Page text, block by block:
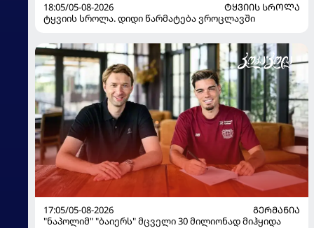
18:05/05-08-2026
ᲢᲧᲕᲘᲘᲡ ᲡᲠᲝᲚᲐ
ტყვიის სროლა. დიდი წარმატება ვროცლავში
17:05/05-08-2026
ᲒᲔᲠᲛᲐᲜᲘᲐ
"ნაპოლიმ" "ბაიერს" მცველი 30 მილიონად მიჰყიდა